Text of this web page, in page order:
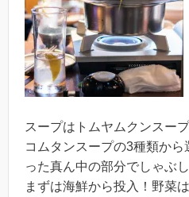
スープはトムヤムクンスー
コムタンスープの3種類か
った真ん中の部分でしゃぶ
まずは海鮮から投入！野菜